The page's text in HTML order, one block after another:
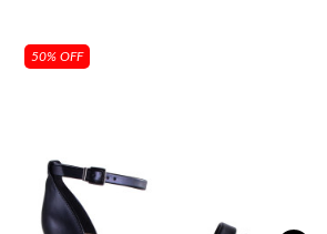
50% OFF